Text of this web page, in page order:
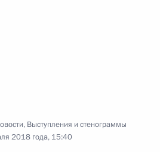
, Выступления и стенограммы
2018 года, 15:40